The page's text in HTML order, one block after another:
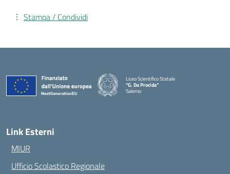
Stampa / Condividi
Liceo Scientifico Statale
“G. Da Procida”
Salerno
Link Esterni
MIUR
Ufficio Scolastico Regionale